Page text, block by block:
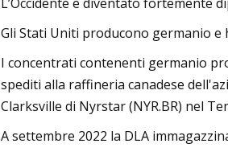
Gli Stati Uniti producono germanio e
I concentrati contenenti germanio
spediti alla raffineria canadese
Clarksville di Nyrstar (NYR.BR) nel
A settembre 2022 la DLA